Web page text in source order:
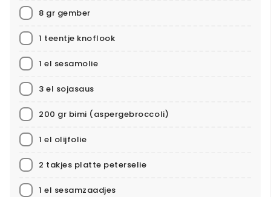
8 gr gember
1 teentje knoflook
1 el sesamolie
3 el sojasaus
200 gr bimi (aspergebroccoli)
1 el olijfolie
2 takjes platte peterselie
1 el sesamzaadjes